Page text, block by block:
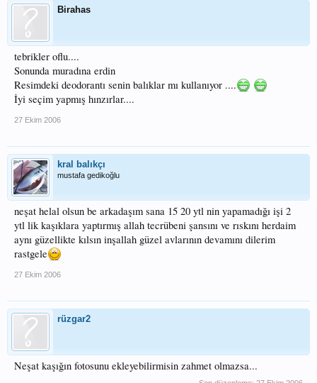
Birahas
tebrikler oflu....
Sonunda muradına erdin
Resimdeki deodorantı senin balıklar mı kullanıyor ....
İyi seçim yapmış hınzırlar....
27 Ekim 2006
kral balıkçı
mustafa gedikoğlu
neşat helal olsun be arkadaşım sana 15 20 ytl nin yapamadığı işi 2
ytl lik kaşıklara yaptırmış allah tecrübeni şansını ve rıskını herdaim
aynı güzellikte kılsın inşallah güzel avlarının devamını dilerim
rastgele
27 Ekim 2006
rüzgar2
Neşat kaşığın fotosunu ekleyebilirmisin zahmet olmazsa...